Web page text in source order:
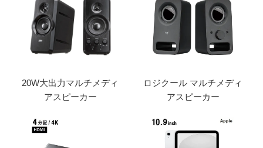
20W大出力マルチメディ
アスピーカー
ロジクール マルチメディ
アスピーカー